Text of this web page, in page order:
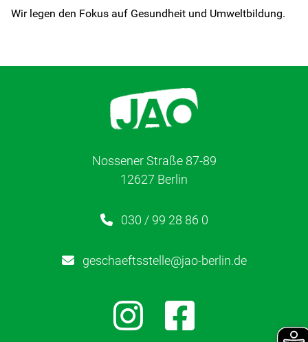
Lerntherapie
Wir legen den Fokus auf Gesundheit und Umweltbildung.
Nossener Straße 87-89
12627 Berlin
030 / 99 28 86 0
geschaeftsstelle@jao-berlin.de